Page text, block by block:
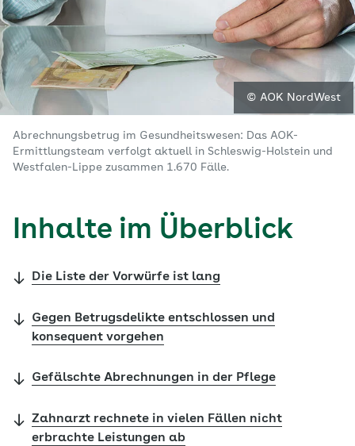
© AOK NordWest
Abrechnungsbetrug im Gesundheitswesen: Das AOK-
Ermittlungsteam verfolgt aktuell in Schleswig-Holstein und
Westfalen-Lippe zusammen 1.670 Fälle.
Inhalte im Überblick
Die Liste der Vorwürfe ist lang
Gegen Betrugsdelikte entschlossen und
konsequent vorgehen
Gefälschte Abrechnungen in der Pflege
Zahnarzt rechnete in vielen Fällen nicht
erbrachte Leistungen ab